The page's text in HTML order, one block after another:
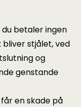
betaler ingen
bliver stjålet, ved
og
genstande
en skade på